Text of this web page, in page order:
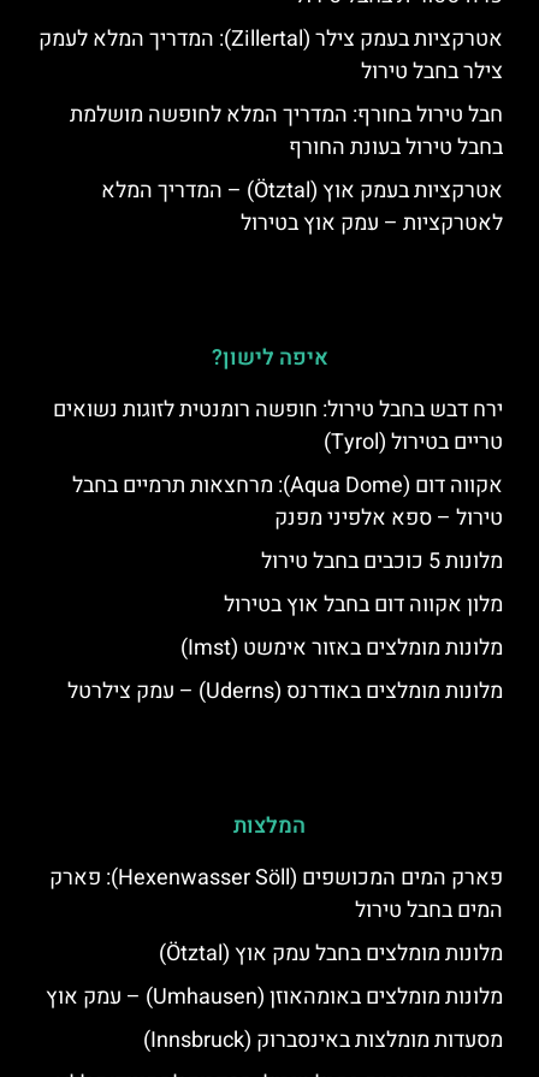
אטרקציות בעמק צילר (Zillertal): המדריך המלא לעמק
צילר בחבל טירול
חבל טירול בחורף: המדריך המלא לחופשה מושלמת
בחבל טירול בעונת החורף
אטרקציות בעמק אוץ (Ötztal) – המדריך המלא
לאטרקציות – עמק אוץ בטירול
איפה לישון?
ירח דבש בחבל טירול: חופשה רומנטית לזוגות נשואים
טריים בטירול (Tyrol)
אקווה דום (Aqua Dome): מרחצאות תרמיים בחבל
טירול – ספא אלפיני מפנק
מלונות 5 כוכבים בחבל טירול
מלון אקווה דום בחבל אוץ בטירול
מלונות מומלצים באזור אימשט (Imst)
מלונות מומלצים באודרנס (Uderns) – עמק צילרטל
המלצות
פארק המים המכושפים (Hexenwasser Söll): פארק
המים בחבל טירול
מלונות מומלצים בחבל עמק אוץ (Ötztal)
מלונות מומלצים באומהאוזן (Umhausen) – עמק אוץ
מסעדות מומלצות באינסברוק (Innsbruck)